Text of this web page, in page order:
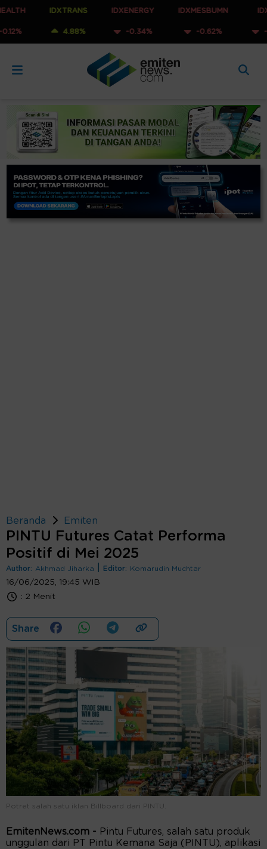
IDXTRANS
4.88%
IDXENERGY
-0.34%
IDXMESBUMN
-0.62% -0.93%
Beranda Emiten
PINTU Futures Catat Performa
Positif di Mei 2025
Author: Akhmad Jiharka Editor: Komarudin Muchtar
16/06/2025, 19:45 WIB
: 2 Menit
Share
Potret salah satu iklan Billboard dari PINTU.
EmitenNews.com - Pintu Futures, salah satu produk
unggulan dari PT Pintu Kemana Saja (PINTU), aplikasi